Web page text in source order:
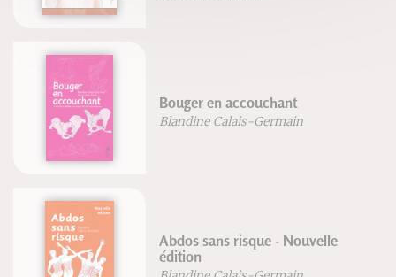
Bouger en accouchant
Blandine Calais-Germain
Abdos sans risque - Nouvelle
édition